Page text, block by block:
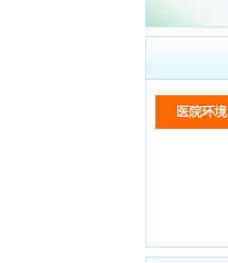
医院环境